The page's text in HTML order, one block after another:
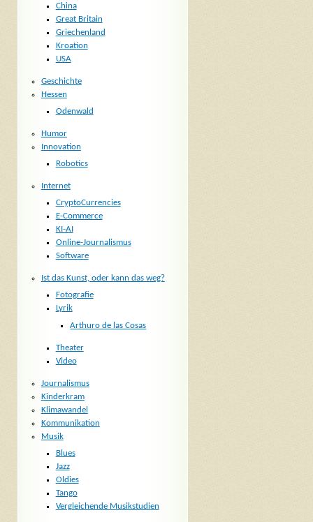
China
Great Britain
Griechenland
Kroation
USA
Geschichte
Hessen
Odenwald
Humor
Innovation
Robotics
Internet
CryptoCurrencies
E-Commerce
KI-AI
Online-Journalismus
Software
Ist das Kunst, oder kann das weg?
Fotografie
Lyrik
Arthuro de las Cosas
Theater
Video
Journalismus
Kinderkram
Klimawandel
Kommunikation
Musik
Blues
Jazz
Oldies
Tango
Vergleichende Musikstudien